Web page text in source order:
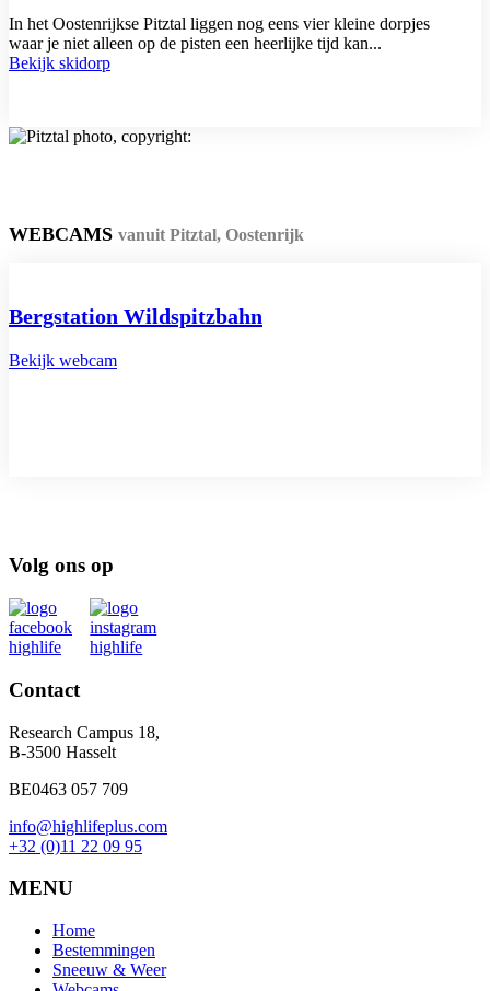
In het Oostenrijkse Pitztal liggen nog eens vier kleine dorpjes
waar je niet alleen op de pisten een heerlijke tijd kan...
Bekijk skidorp
WEBCAMS vanuit Pitztal, Oostenrijk
Bergstation Wildspitzbahn
Bekijk webcam
Volg ons op
Contact
Research Campus 18,
B-3500 Hasselt
BE0463 057 709
info@highlifeplus.com
+32 (0)11 22 09 95
MENU
Home
Bestemmingen
Sneeuw & Weer